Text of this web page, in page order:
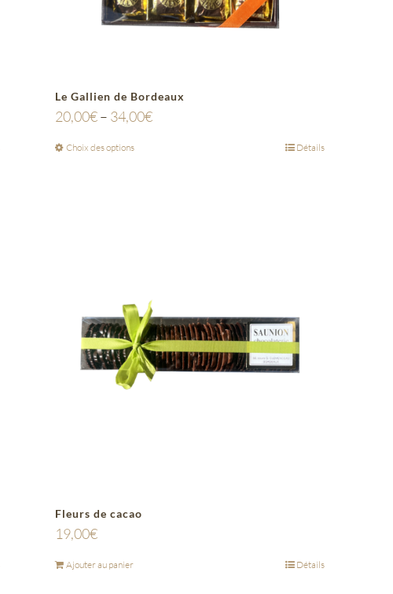
Le Gallien de Bordeaux
20,00€– 34,00€
Choix des options Détails
Fleurs de cacao
19,00€
Ajouter au panier Détails